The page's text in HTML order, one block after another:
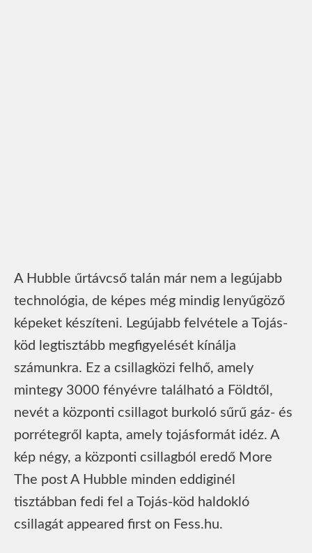
A Hubble űrtávcső talán már nem a legújabb
technológia, de képes még mindig lenyűgöző
képeket készíteni. Legújabb felvétele a Tojás-
köd legtisztább megfigyelését kínálja
számunkra. Ez a csillagközi felhő, amely
mintegy 3000 fényévre található a Földtől,
nevét a központi csillagot burkoló sűrű gáz- és
porrétegről kapta, amely tojásformát idéz. A
kép négy, a központi csillagból eredő More
The post A Hubble minden eddiginél
tisztábban fedi fel a Tojás‑köd haldokló
csillagát appeared first on Fess.hu.